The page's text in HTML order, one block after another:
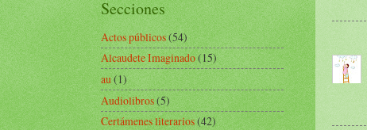
Secciones
Actos públicos(54)
Alcaudete Imaginado(15)
au(1)
Audiolibros(5)
Certámenes literarios(42)